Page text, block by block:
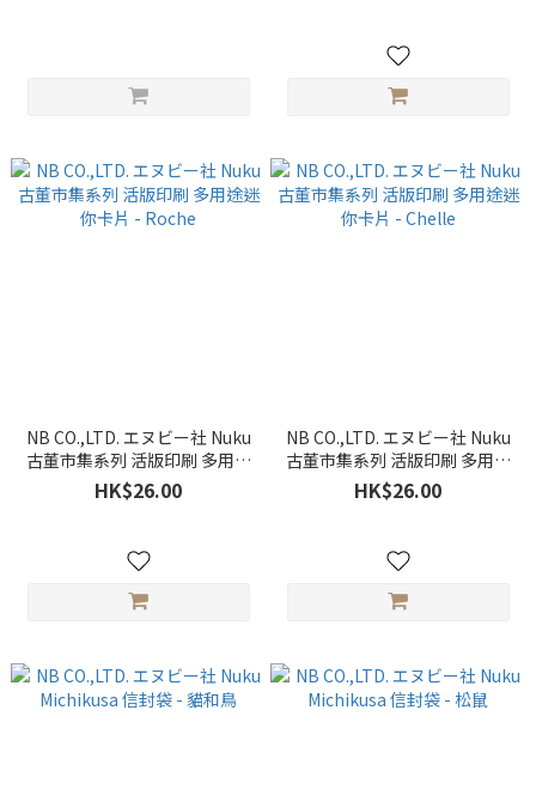
NB CO.,LTD. エヌビー社 Nuku
古董市集系列 活版印刷 多用途
迷你卡片 - Roche
HK$26.00
NB CO.,LTD. エヌビー社 Nuku
古董市集系列 活版印刷 多用途
迷你卡片 - Chelle
HK$26.00